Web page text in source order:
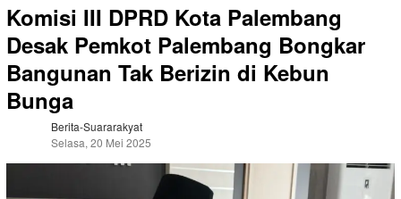
Komisi III DPRD Kota Palembang
Desak Pemkot Palembang Bongkar
Bangunan Tak Berizin di Kebun
Bunga
Berita-Suararakyat
Selasa, 20 Mei 2025